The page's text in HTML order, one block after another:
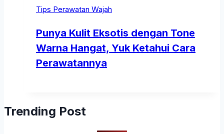
Tips Perawatan Wajah
Punya Kulit Eksotis dengan Tone
Warna Hangat, Yuk Ketahui Cara
Perawatannya
Trending Post